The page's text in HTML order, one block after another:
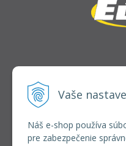
Vaše
Náš e-shop používa
pre zabezpečenie
+421